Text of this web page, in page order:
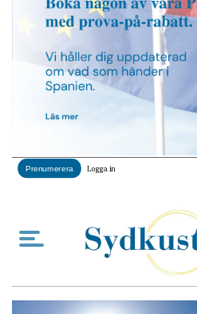
Prenumerera Logga in